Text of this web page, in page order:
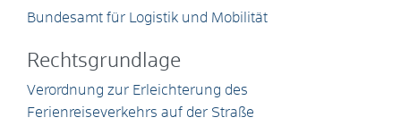
Bundesamt für Logistik und Mobilität
Rechtsgrundlage
Verordnung zur Erleichterung des
Ferienreiseverkehrs auf der Straße